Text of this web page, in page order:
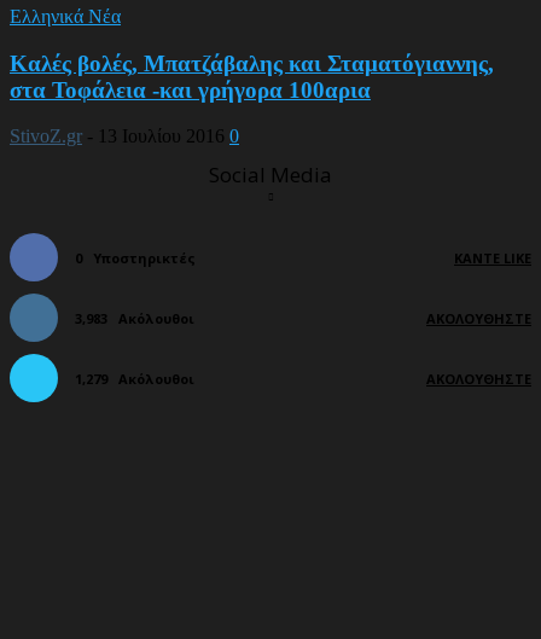
Ελληνικά Νέα
Καλές βολές, Μπατζάβαλης και Σταματόγιαννης,
στα Τοφάλεια -και γρήγορα 100αρια
StivoZ.gr - 13 Ιουλίου 2016 0
Social Media
0 Υποστηρικτές ΚΆΝΤΕ LIKE
3,983 Ακόλουθοι ΑΚΟΛΟΥΘΉΣΤΕ
1,279 Ακόλουθοι ΑΚΟΛΟΥΘΉΣΤΕ